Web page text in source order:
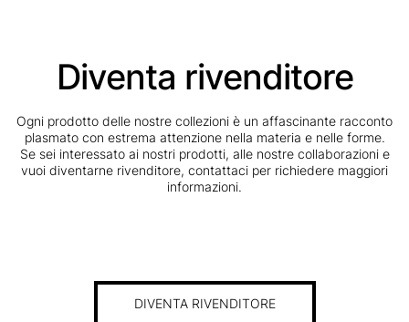
Diventa rivenditore
Ogni prodotto delle nostre collezioni è un affascinante racconto
plasmato con estrema attenzione nella materia e nelle forme.
Se sei interessato ai nostri prodotti, alle nostre collaborazioni e
vuoi diventarne rivenditore, contattaci per richiedere maggiori
informazioni.
DIVENTA RIVENDITORE